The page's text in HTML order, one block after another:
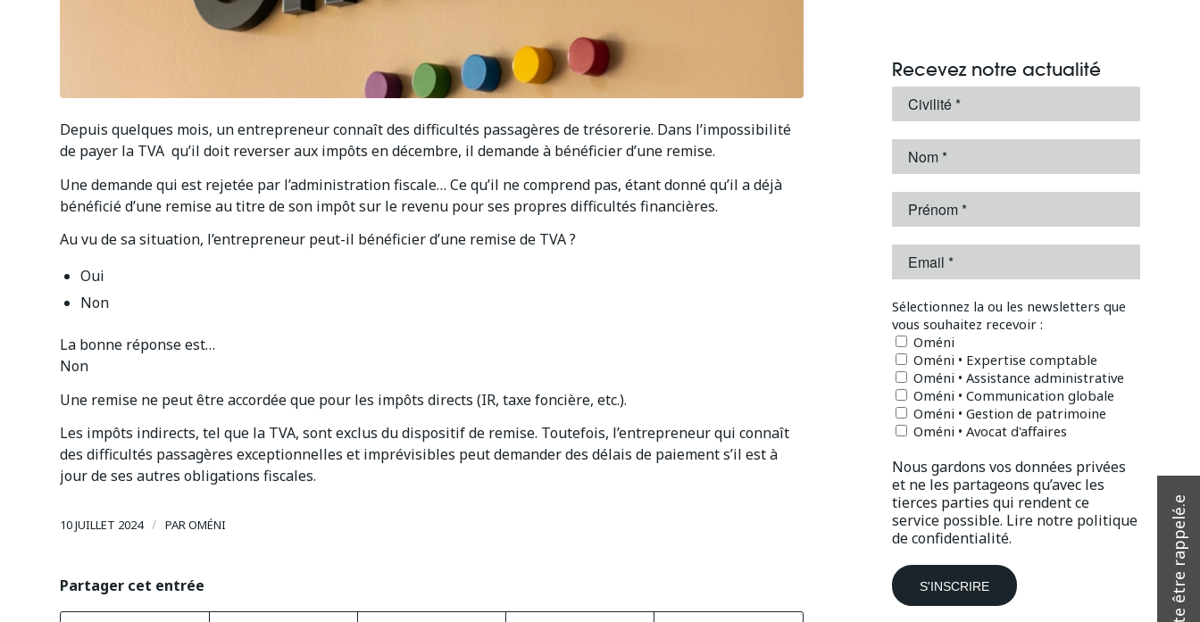
Depuis quelques mois, un entrepreneur connaît des difficultés passagères de trésorerie. Dans l’impossibilité
de payer la TVA qu’il doit reverser aux impôts en décembre, il demande à bénéficier d’une remise.
Une demande qui est rejetée par l’administration fiscale… Ce qu’il ne comprend pas, étant donné qu’il a déjà
bénéficié d’une remise au titre de son impôt sur le revenu pour ses propres difficultés financières.
Au vu de sa situation, l’entrepreneur peut-il bénéficier d’une remise de TVA ?
Oui
Non
La bonne réponse est…
Non
Une remise ne peut être accordée que pour les impôts directs (IR, taxe foncière, etc.).
Les impôts indirects, tel que la TVA, sont exclus du dispositif de remise. Toutefois, l’entrepreneur qui connaît
des difficultés passagères exceptionnelles et imprévisibles peut demander des délais de paiement s’il est à
jour de ses autres obligations fiscales.
10 JUILLET 2024 / PAROMÉNI
Partager cet entrée
Recevez notre actualité
Sélectionnez la ou les newsletters que
vous souhaitez recevoir :
Oméni
Oméni • Expertise comptable
Oméni • Assistance administrative
Oméni • Communication globale
Oméni • Gestion de patrimoine
Oméni • Avocat d'affaires
Nous gardons vos données privées
et ne les partageons qu’avec les
tierces parties qui rendent ce
service possible. Lire notre politique
de confidentialité.